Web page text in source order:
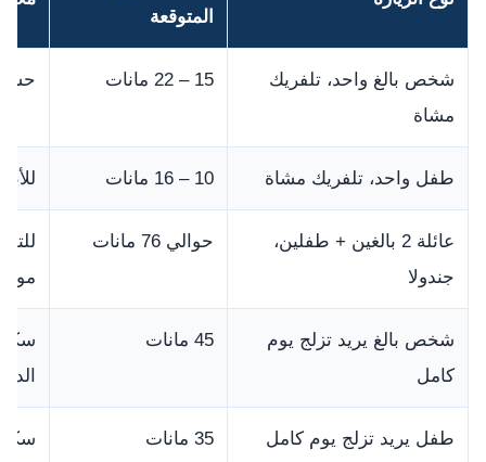
المتوقعة
شخص بالغ واحد، تلفريك
مشاة
15 – 22 مانات حسب
طفل واحد، تلفريك مشاة 10 – 16 مانات
عائلة 2 بالغين + طفلين،
جندولا
حوالي 76 مانات
شخص بالغ يريد تزلج يوم
كامل
45 مانات
سكي
طفل يريد تزلج يوم كامل 35 مانات
سكي